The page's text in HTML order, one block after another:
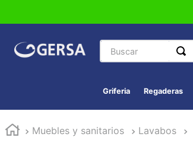
Buscar
Griferia Regaderas
Muebles y sanitarios Lavabos